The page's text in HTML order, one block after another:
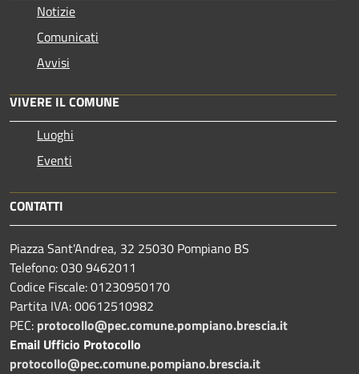
Notizie
Comunicati
Avvisi
VIVERE IL COMUNE
Luoghi
Eventi
CONTATTI
Piazza Sant'Andrea, 32 25030 Pompiano BS
Telefono: 030 9462011
Codice Fiscale: 01230950170
Partita IVA: 00612510982
PEC: protocollo@pec.comune.pompiano.brescia.it
Email Ufficio Protocollo
protocollo@pec.comune.pompiano.brescia.it